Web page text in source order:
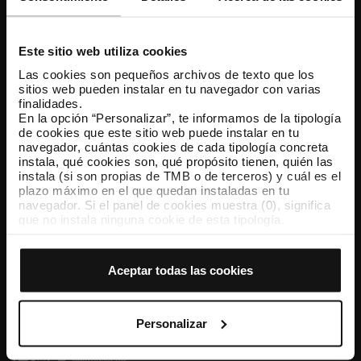
Este sitio web utiliza cookies
Las cookies son pequeños archivos de texto que los
sitios web pueden instalar en tu navegador con varias
finalidades.
En la opción “Personalizar”, te informamos de la tipología
de cookies que este sitio web puede instalar en tu
navegador, cuántas cookies de cada tipología concreta
instala, qué cookies son, qué propósito tienen, quién las
instala (si son propias de TMB o de terceros) y cuál es el
plazo máximo en el que quedan instaladas en tu
navegador. Si el panel de cookies muestra (0), significa
que no instala ninguna cookie de esta tipología.
que todas estas cookies se instalen en tu navegador.
tipología de cookies permite indicar si quieres que se
instalen o no las cookies de esa clase.
Una vez que hayas marcado tus preferencias, debes
hacer clic en “Seleccionar y configurar”. Así se instalarán
previamente. Te sugerimos que selecciones las cookies
Aceptar todas las cookies
Personalizar
Resuelve tus dudas
Síguenos
TMB en las redes sociales
TMB App
Descárgate TMB App y compra tus billetes
App Store Google Play